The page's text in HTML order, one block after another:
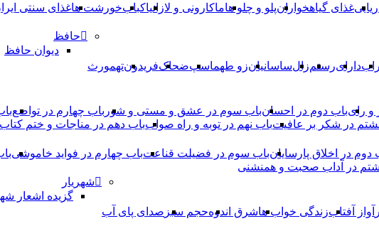
غذای گیاهخوارانپلو و چلو هاماکارونی و لازانیاکبابخورشت هاغذای سنتی
دارایرستمزالساسانیانزو طهماسپ‏ضحاکفریدونتهمورث
حافظ
دیوان حافظ
و رایباب دوم در احسانباب سوم در عشق و مستی و شور باب چهارم در تواضع
در شکر بر عافیتباب نهم در توبه و راه صوابباب دهم در مناجات و ختم کتاب
دوم در اخلاق پارسایانباب سوم در فضیلت قناعتباب چهارم در فواید خاموشى
در آداب صحبت و همنشنى
آواز آفتابزندگی خواب هاشرق اندوهحجم سبز صدای پای آب
شهریار
گزیده اشعار